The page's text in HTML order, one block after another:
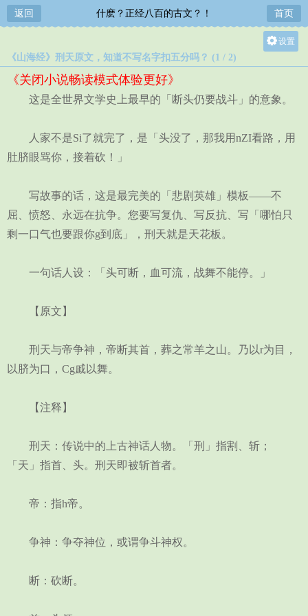
返回 什麽？正经八百的古文？！ 首页
设置
中
《山海经》刑天原文，知道不写名字扣五分吗？ (1 / 2)
《关闭小说畅读模式体验更好》
这是全世界文学史上最早的「断头仍要战斗」的意象。
人家不是Si了就完了，是「头没了，那我用nZI看路，用
肚脐眼骂你，接着砍！」
写故事的话，这是最完美的「悲剧英雄」模板——不
屈、愤怒、永远在抗争。您要写复仇、写反抗、写「哪怕只
剩一口气也要跟你g到底」，刑天就是天花板。
一句话人设：「头可断，血可流，战舞不能停。」
【原文】
刑天与帝争神，帝断其首，葬之常羊之山。乃以r为目，
以脐为口，Cg戚以舞。
【注释】
刑天：传说中的上古神话人物。「刑」指割、斩；
「天」指首、头。刑天即被斩首者。
帝：指h帝。
争神：争夺神位，或谓争斗神权。
断：砍断。